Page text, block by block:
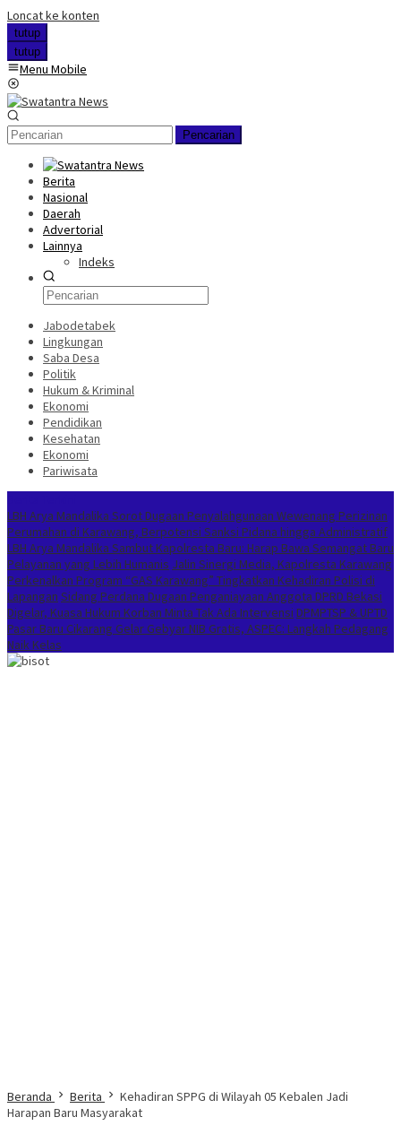
Loncat ke konten
tutup
tutup
Menu Mobile
Pencarian
Berita
Nasional
Daerah
Advertorial
Lainnya
Indeks
Jabodetabek
Lingkungan
Saba Desa
Politik
Hukum & Kriminal
Ekonomi
Pendidikan
Kesehatan
Ekonomi
Pariwisata
LBH Arya Mandalika Sorot Dugaan Penyalahgunaan Wewenang Perizinan
Perumahan di Karawang, Berpotensi Sanksi Pidana hingga Administratif
LBH Arya Mandalika Sambut Kapolresta Baru: Harap Bawa Semangat Baru
Pelayanan yang Lebih Humanis Jalin Sinergi Media, Kapolresta Karawang
Perkenalkan Program “GAS Karawang” Tingkatkan Kehadiran Polisi di
Lapangan Sidang Perdana Dugaan Penganiayaan Anggota DPRD Bekasi
Digelar, Kuasa Hukum Korban Minta Tak Ada Intervensi DPMPTSP & UPTD
Pasar Baru Cikarang Gelar Gebyar NIB Gratis, ASPEC: Langkah Pedagang
Naik Kelas
Beranda Berita
Kehadiran SPPG di Wilayah 05 Kebalen Jadi
Harapan Baru Masyarakat